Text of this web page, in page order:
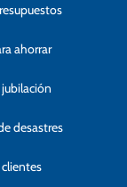
ahorrar
desastres